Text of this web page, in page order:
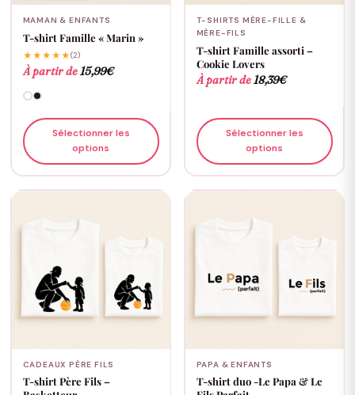
MAMAN & ENFANTS
T-shirt Famille « Marin »
★★★★★(2)
À partir de15,99€
Sélectionner les
options
T-SHIRTS MÈRE-FILLE &
MÈRE-FILS
T-shirt Famille assorti –
Cookie Lovers
À partir de18,39€
Sélectionner les
options
CADEAUX PÈRE FILS
T-shirt Père Fils –
PAPA & ENFANTS
T-shirt duo -Le Papa & Le